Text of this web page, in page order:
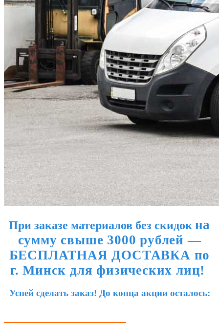
При заказе материалов без скидок на
сумму свыше 3000 рублей —
БЕСПЛАТНАЯ ДОСТАВКА по
г. Минскдля физических лиц!
Успей сделать заказ! До конца акции осталось: